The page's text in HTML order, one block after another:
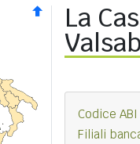
La
Codice ABI
Filiali